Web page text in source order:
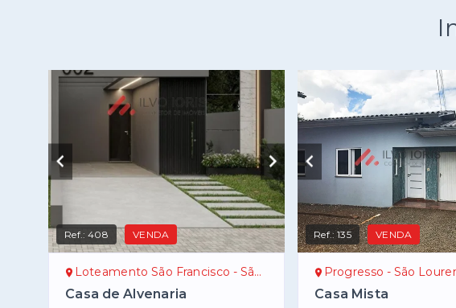
Ref.:408 VENDA
Loteamento São Francisco - São Lourenço do Oeste/SC
Casa de Alvenaria
Ref.:135 VENDA
Progresso - São Lourenço
Casa Mista